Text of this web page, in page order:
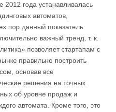
2012 года устанавливалась
автоматов,
пор данный показатель
важный тренд, т. к.
позволяет стартапам с
правильно построить
основав все
решения на точных
об уровне продаж и
автомата. Кроме того, это